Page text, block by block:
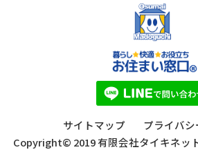
サイトマップ
プライバ
Copyright© 2019 有限会社タイキネッ